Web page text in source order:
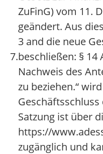
7.
ZuFinG) vom 11.
geändert. Aus
3 and die neue
beschließen: § 14
Nachweis des
zu beziehen.“
Satzung ist über
https://
zugänglich und